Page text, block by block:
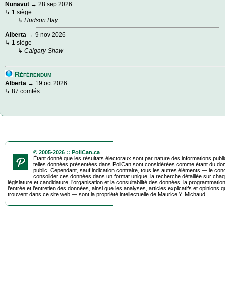
Nunavut → 28 sep 2026
↳ 1 siège
↳ Hudson Bay
Alberta → 9 nov 2026
↳ 1 siège
↳ Calgary-Shaw
Référendum
Alberta → 19 oct 2026
↳ 87 comtés
© 2005-2026 :: PoliCan.ca
Étant donné que les résultats électoraux sont par nature des informations
telles données présentées dans PoliCan sont considérées comme étant du
public. Cependant, sauf indication contraire, tous les autres éléments — le
consolider ces données dans un format unique, la recherche détaillée sur
législature et candidature, l’organisation et la consultabilité des données, la
l’entrée et l’entretien des données, ainsi que les analyses, articles explicatifs et opinions
trouvent dans ce site web — sont la propriété intellectuelle de Maurice Y. Michaud.